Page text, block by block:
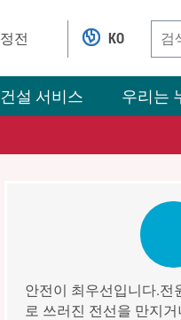
건설 서비스 우리는
정전 KO
안전이 최우선입니다.전
로 쓰러진 전선을 만지